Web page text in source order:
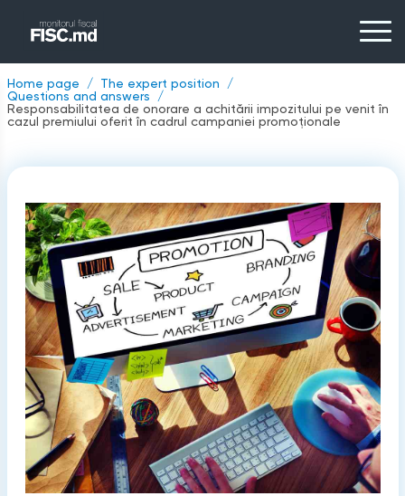
Home page
The expert position
Questions and answers
Responsabilitatea de onorare a achitării impozitului pe venit în
cazul premiului oferit în cadrul campaniei promoționale